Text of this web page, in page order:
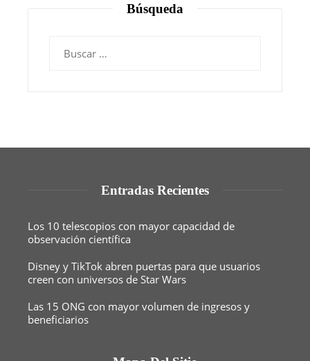
Búsqueda
Entradas Recientes
Los 10 telescopios con mayor capacidad de
observación científica
Disney y TikTok abren puertas para que usuarios
creen con universos de Star Wars
Las 15 ONG con mayor volumen de ingresos y
beneficiarios